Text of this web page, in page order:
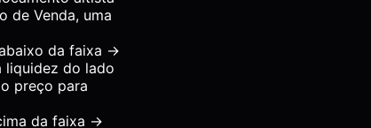
de Venda, uma
da faixa →
liquidez do lado
preço para
da faixa →